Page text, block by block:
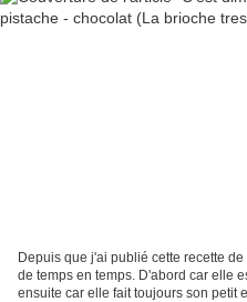
Depuis que j'ai publié cette recette
de temps en temps. D'abord car elle
ensuite car elle fait toujours son petit